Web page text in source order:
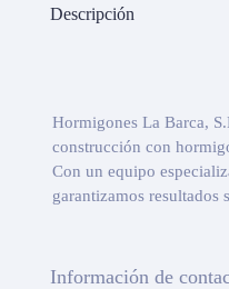
Descripción
Hormigones La Barca,
construcción con
Con un equipo
garantizamos resultados
Información de